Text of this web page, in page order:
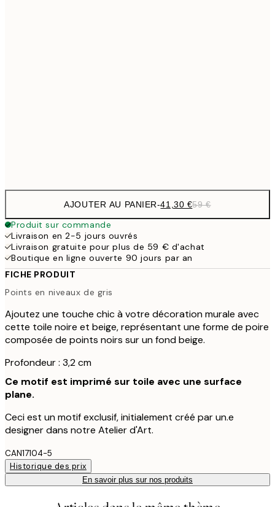
AJOUTER AU PANIER-41,30 €59 €
Produit sur commande
Livraison en 2-5 jours ouvrés
Livraison gratuite pour plus de 59 € d'achat
Boutique en ligne ouverte 90 jours par an
FICHE PRODUIT
Points en niveaux de gris
Ajoutez une touche chic à votre décoration murale avec
cette toile noire et beige, représentant une forme de poire
composée de points noirs sur un fond beige.
Profondeur : 3,2 cm
Ce motif est imprimé sur toile avec une surface
plane.
Ceci est un motif exclusif, initialement créé par un.e
designer dans notre Atelier d'Art.
CAN17104-5
Historique des prix
En savoir plus sur nos produits